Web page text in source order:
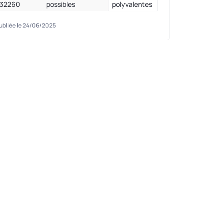
32260
possibles
polyvalentes
le 24/06/2025